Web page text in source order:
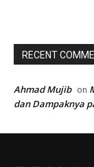
RECENT
Ahmad Mujib on
dan Dampaknya